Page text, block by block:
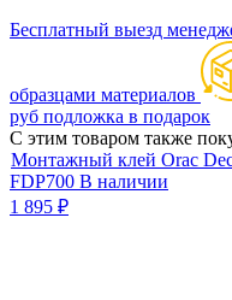
Бесплатный выезд
образцами материалов
руб подложка в подарок
С этим товаром также
Монтажный клей Orac
FDP700 В наличии
1 895 ₽